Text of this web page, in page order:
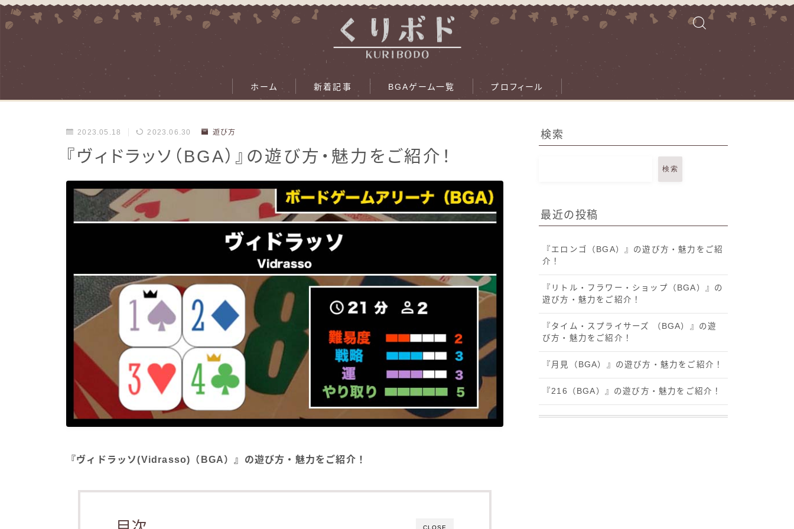
ホーム 新着記事 BGAゲーム一覧 プロフィール
2023.05.18 2023.06.30 遊び方
『ヴィドラッソ（BGA）』の遊び方・魅力をご紹介！
『ヴィドラッソ(Vidrasso)（BGA）』の遊び方・魅力をご紹介！
CLOSE
検索
検索
最近の投稿
『エロンゴ（BGA）』の遊び方・魅力をご紹
介！
『リトル・フラワー・ショップ（BGA）』の
遊び方・魅力をご紹介！
『タイム・スプライサーズ （BGA）』の遊
び方・魅力をご紹介！
『月見（BGA）』の遊び方・魅力をご紹介！
『216（BGA）』の遊び方・魅力をご紹介！